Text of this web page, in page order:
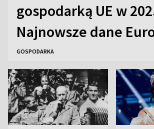
gospodarką UE w
Najnowsze dane
GOSPODARKA